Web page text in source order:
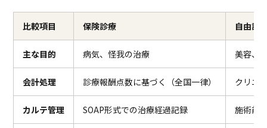
比較項目 保険診療 自由診
主な目的 病気、怪我の治療 美容、
会計処理 診療報酬点数に基づく（全国一律） クリニ
カルテ管理 SOAP形式での治療経過記録 施術前